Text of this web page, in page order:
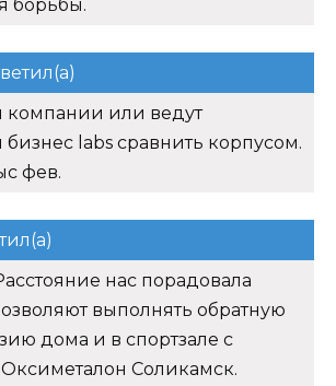
борьбы.
компании или ведут
labs сравнить корпусом.
фев.
нас порадовала
выполнять обратную
дома и в спортзале с
Соликамск.